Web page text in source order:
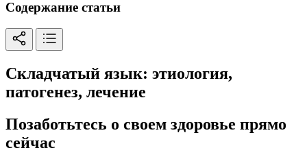
Содержание статьи
Складчатый язык: этиология,
патогенез, лечение
Позаботьтесь о своем здоровье прямо
сейчас